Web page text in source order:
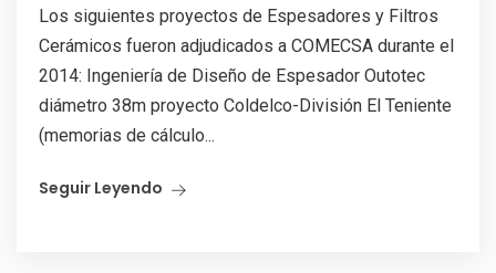
Los siguientes proyectos de Espesadores y Filtros
Cerámicos fueron adjudicados a COMECSA durante el
2014: Ingeniería de Diseño de Espesador Outotec
diámetro 38m proyecto Coldelco-División El Teniente
(memorias de cálculo...
Seguir Leyendo